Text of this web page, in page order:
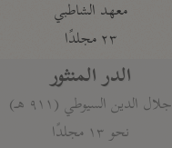
معهد الشاطبي
٢٣ مجلدًا
الدر المنثور
جلال الدين السيوطي (٩١١ هـ)
نحو ١٣ مجلدًا